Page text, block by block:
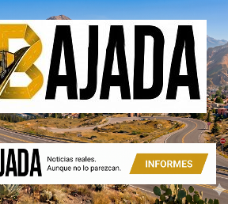
De
Bajada
Noticias
Aunque
parezcan.